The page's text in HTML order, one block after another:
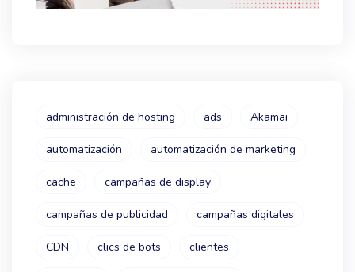
administración de hosting ads Akamai
automatización automatización de marketing
cache campañas de display
campañas de publicidad campañas digitales
CDN clics de bots clientes